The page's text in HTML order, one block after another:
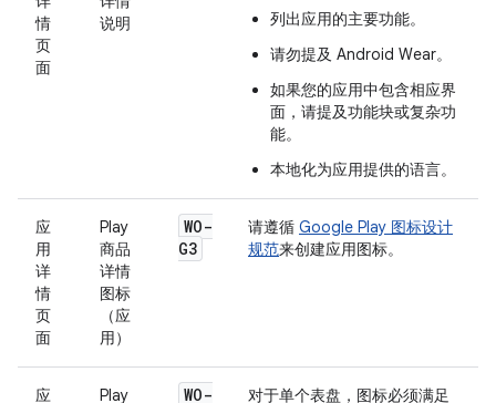
情
页
面
说明
列出应用的主要功能。
请勿提及 Android Wear。
如果您的应用中包含相应界
面，请提及功能块或复杂功
能。
本地化为应用提供的语言。
应
用
详
情
页
面
Play
商品
详情
图标
（应
用）
WO-
G3
请遵循 Google Play 图标设计
规范来创建应用图标。
应 Play WO- 对于单个表盘，图标必须满足